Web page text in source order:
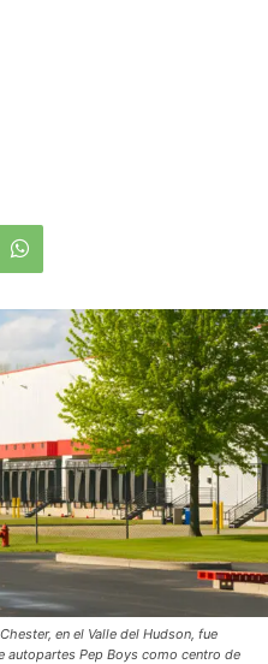
en el Valle del Hudson, fue
autopartes Pep Boys como centro de